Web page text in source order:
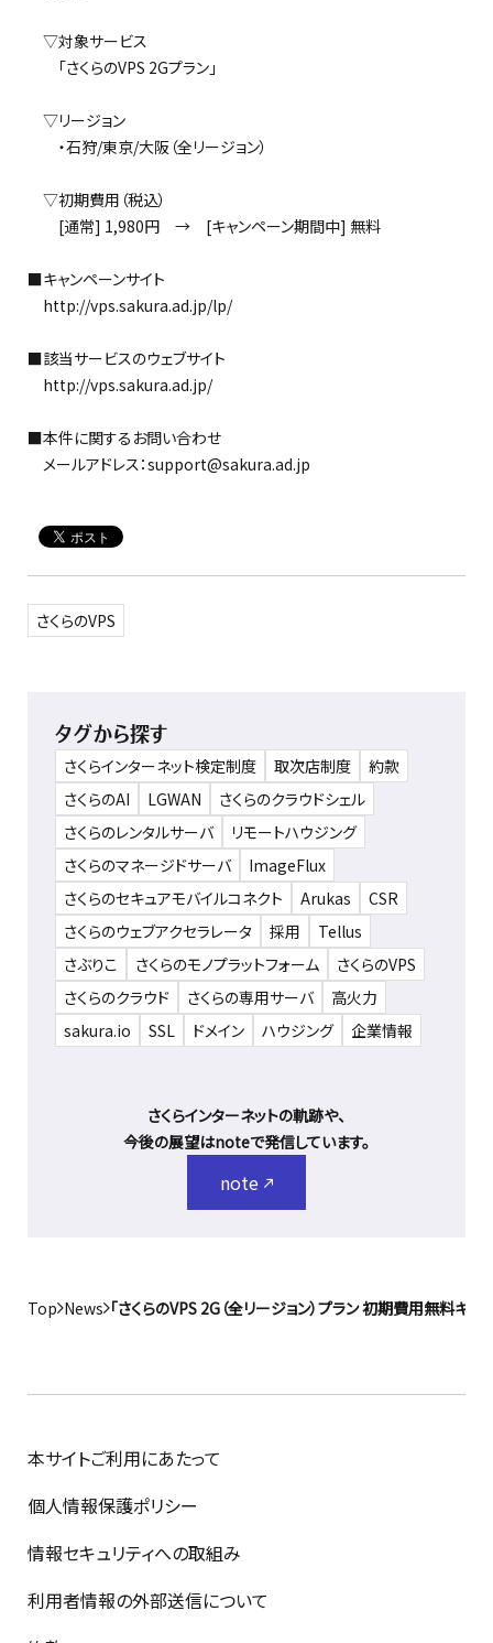
▽対象サービス
「さくらのVPS 2Gプラン」
▽リージョン
・石狩/東京/大阪（全リージョン）
▽初期費用（税込）
[通常] 1,980円 → [キャンペーン期間中] 無料
■キャンペーンサイト
http://vps.sakura.ad.jp/lp/
■該当サービスのウェブサイト
http://vps.sakura.ad.jp/
■本件に関するお問い合わせ
メールアドレス：support@sakura.ad.jp
さくらのVPS
タグから探す
さくらインターネット検定制度 取次店制度
約款
さくらのAI
LGWAN
さくらのクラウドシェル
さくらのレンタルサーバ
リモートハウジング
さくらのマネージドサーバ
ImageFlux
さくらのセキュアモバイルコネクト
Arukas
CSR
さくらのウェブアクセラレータ
採用
Tellus
さぶりこ
さくらのモノプラットフォーム
さくらのVPS
さくらのクラウド
さくらの専用サーバ
高火力
sakura.io
SSL ドメイン ハウジング 企業情報
さくらインターネットの軌跡や、
今後の展望はnoteで発信しています。
note
Top News 「さくらのVPS 2G（全リージョン）プラン 初期費用無料キ
本サイトご利用にあたって
個人情報保護ポリシー
情報セキュリティへの取組み
利用者情報の外部送信について